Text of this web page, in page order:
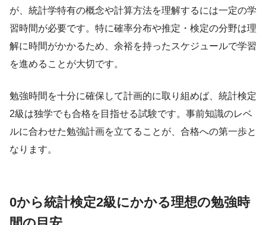
が、統計学特有の概念や計算方法を理解するには一定の学
習時間が必要です。特に確率分布や推定・検定の分野は理
解に時間がかかるため、余裕を持ったスケジュールで学習
を進めることが大切です。
勉強時間を十分に確保して計画的に取り組めば、統計検定
2級は独学でも合格を目指せる試験です。事前知識のレベ
ルに合わせた勉強計画を立てることが、合格への第一歩と
なります。
0から統計検定2級にかかる理想の勉強時